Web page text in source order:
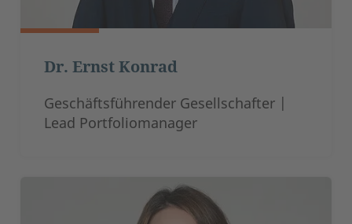
Dr. Ernst Konrad
Geschäftsführender Gesellschafter |
Lead Portfoliomanager